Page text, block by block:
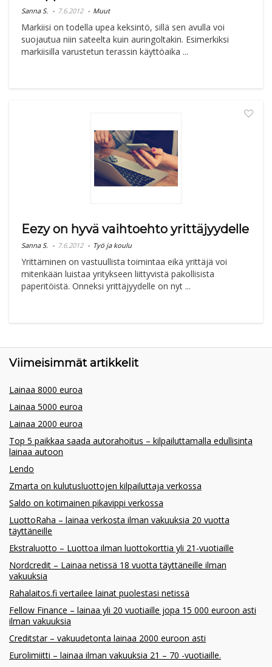
Sanna S. 7.6.2012 Muut
Markiisi on todella upea keksintö, sillä sen avulla voi
suojautua niin sateelta kuin auringoltakin. Esimerkiksi
markiisilla varustetun terassin käyttöaika ...
Eezy on hyvä vaihtoehto yrittäjyydelle
Sanna S. 7.6.2012 Työ ja koulu
Yrittäminen on vastuullista toimintaa eikä yrittäjä voi
mitenkään luistaa yritykseen liittyvistä pakollisista
paperitöistä. Onneksi yrittäjyydelle on nyt ...
Viimeisimmät artikkelit
Lainaa 8000 euroa
Lainaa 5000 euroa
Lainaa 2000 euroa
Top 5 paikkaa saada autorahoitus – kilpailuttamalla edullisinta
lainaa autoon
Lendo
Zmarta on kulutusluottojen kilpailuttaja verkossa
Saldo on kotimainen pikavippi verkossa
LuottoRaha – lainaa verkosta ilman vakuuksia 20 vuotta
täyttäneille
Ekstraluotto – Luottoa ilman luottokorttia yli 21-vuotiaille
Nordcredit – Lainaa netissä 18 vuotta täyttäneille ilman
vakuuksia
Rahalaitos.fi vertailee lainat puolestasi netissä
Fellow Finance – lainaa yli 20 vuotiaille jopa 15 000 euroon asti
ilman vakuuksia
Creditstar – vakuudetonta lainaa 2000 euroon asti
Eurolimiitti – lainaa ilman vakuuksia 21 – 70 -vuotiaille.